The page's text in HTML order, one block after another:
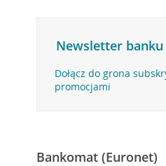
Newsletter
Dołącz do grona
promocjami
Bankomat (Euronet)